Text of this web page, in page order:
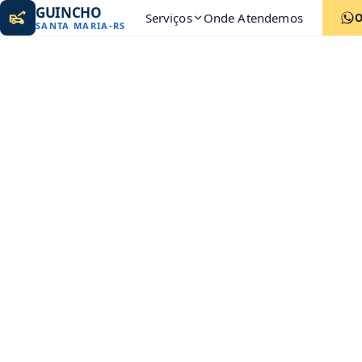
GUINCHO
SANTA MARIA-RS Serviços Onde Atendemos